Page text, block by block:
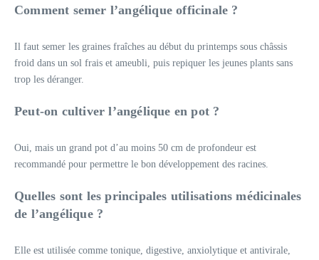
Comment semer l’angélique officinale ?
Il faut semer les graines fraîches au début du printemps sous châssis
froid dans un sol frais et ameubli, puis repiquer les jeunes plants sans
trop les déranger.
Peut-on cultiver l’angélique en pot ?
Oui, mais un grand pot d’au moins 50 cm de profondeur est
recommandé pour permettre le bon développement des racines.
Quelles sont les principales utilisations médicinales
de l’angélique ?
Elle est utilisée comme tonique, digestive, anxiolytique et antivirale,